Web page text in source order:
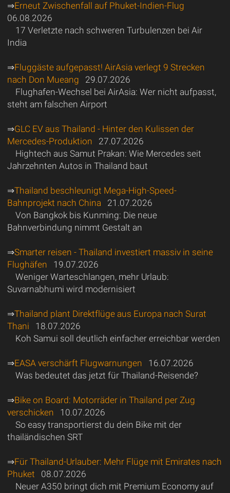
⇒Erneut Zwischenfall auf Phuket-Indien-Flug
06.08.2026
17 Verletzte nach schweren Turbulenzen bei Air
India
⇒Fluggäste aufgepasst! AirAsia verlegt 9 Strecken
nach Don Mueang 29.07.2026
Flughafen-Wechsel bei AirAsia: Wer nicht aufpasst,
steht am falschen Airport
⇒GLC EV aus Thailand - Hinter den Kulissen der
Mercedes-Produktion 27.07.2026
Hightech aus Samut Prakan: Wie Mercedes seit
Jahrzehnten Autos in Thailand baut
⇒Thailand beschleunigt Mega-High-Speed-
Bahnprojekt nach China 21.07.2026
Von Bangkok bis Kunming: Die neue
Bahnverbindung nimmt Gestalt an
⇒Smarter reisen - Thailand investiert massiv in seine
Flughäfen 19.07.2026
Weniger Warteschlangen, mehr Urlaub:
Suvarnabhumi wird modernisiert
⇒Thailand plant Direktflüge aus Europa nach Surat
Thani 18.07.2026
Koh Samui soll deutlich einfacher erreichbar werden
⇒EASA verschärft Flugwarnungen 16.07.2026
Was bedeutet das jetzt für Thailand-Reisende?
⇒Bike on Board: Motorräder in Thailand per Zug
verschicken 10.07.2026
So easy transportierst du dein Bike mit der
thailändischen SRT
⇒Für Thailand-Urlauber: Mehr Flüge mit Emirates nach
Phuket 08.07.2026
Neuer A350 bringt dich mit Premium Economy auf